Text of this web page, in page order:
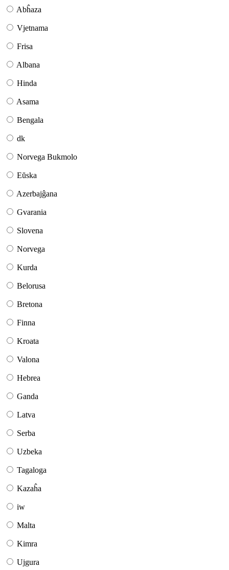
Abĥaza
Vjetnama
Frisa
Albana
Hinda
Asama
Bengala
dk
Norvega Bukmolo
Eŭska
Azerbajĝana
Gvarania
Slovena
Norvega
Kurda
Belorusa
Bretona
Finna
Kroata
Valona
Hebrea
Ganda
Latva
Serba
Uzbeka
Tagaloga
Kazaĥa
iw
Malta
Kimra
Ujgura